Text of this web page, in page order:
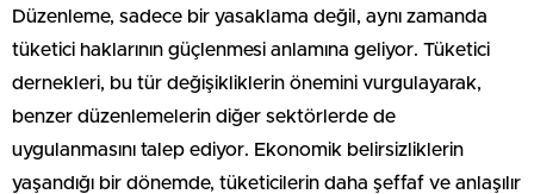
Düzenleme, sadece bir yasaklama değil, aynı zamanda
tüketici haklarının güçlenmesi anlamına geliyor. Tüketici
dernekleri, bu tür değişikliklerin önemini vurgulayarak,
benzer düzenlemelerin diğer sektörlerde de
uygulanmasını talep ediyor. Ekonomik belirsizliklerin
yaşandığı bir dönemde, tüketicilerin daha şeffaf ve anlaşılır